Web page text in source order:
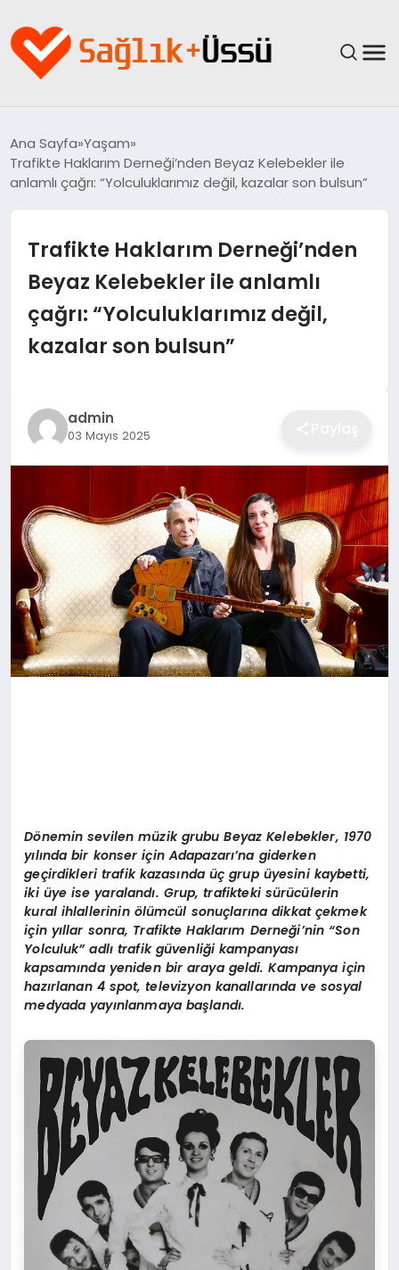
YAŞAM
SPOR & FITNESS
Ana Sayfa Yaşam
Trafikte Haklarım Derneği’nden Beyaz Kelebekler ile
anlamlı çağrı: “Yolculuklarımız değil, kazalar son bulsun”
Trafikte Haklarım Derneği’nden
Beyaz Kelebekler ile anlamlı
çağrı: “Yolculuklarımız değil,
kazalar son bulsun”
admin
03 Mayıs 2025
Dönemin sevilen müzik grubu Beyaz Kelebekler, 1970
yılında bir konser için Adapazarı’na giderken
geçirdikleri trafik kazasında üç grup üyesini kaybetti,
iki üye ise yaralandı. Grup, trafikteki sürücülerin
kural ihlallerinin ölümcül sonuçlarına dikkat çekmek
için yıllar sonra, Trafikte Haklarım Derneği’nin “Son
Yolculuk” adlı trafik güvenliği kampanyası
kapsamında yeniden bir araya geldi. Kampanya için
hazırlanan 4 spot, televizyon kanallarında ve sosyal
medyada yayınlanmaya başlandı.